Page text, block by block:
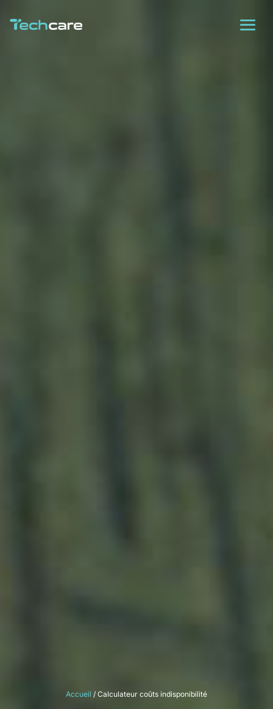
Accueil / Calculateur coûts indisponibilité